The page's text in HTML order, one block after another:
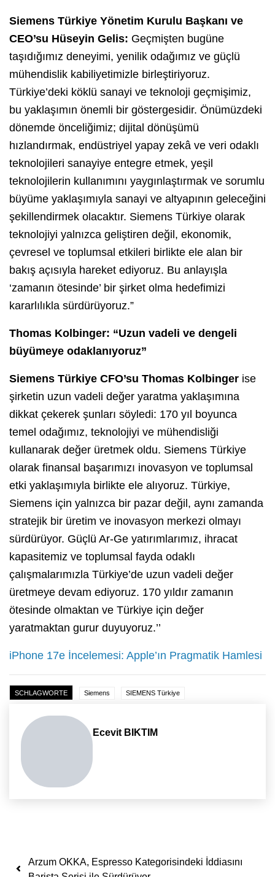
Siemens Türkiye Yönetim Kurulu Başkanı ve
CEO’su Hüseyin Gelis: Geçmişten bugüne
taşıdığımız deneyimi, yenilik odağımız ve güçlü
mühendislik kabiliyetimizle birleştiriyoruz.
Türkiye’deki köklü sanayi ve teknoloji geçmişimiz,
bu yaklaşımın önemli bir göstergesidir. Önümüzdeki
dönemde önceliğimiz; dijital dönüşümü
hızlandırmak, endüstriyel yapay zekâ ve veri odaklı
teknolojileri sanayiye entegre etmek, yeşil
teknolojilerin kullanımını yaygınlaştırmak ve sorumlu
büyüme yaklaşımıyla sanayi ve altyapının geleceğini
şekillendirmek olacaktır. Siemens Türkiye olarak
teknolojiyi yalnızca geliştiren değil, ekonomik,
çevresel ve toplumsal etkileri birlikte ele alan bir
bakış açısıyla hareket ediyoruz. Bu anlayışla
‘zamanın ötesinde’ bir şirket olma hedefimizi
kararlılıkla sürdürüyoruz.”
Thomas Kolbinger: “Uzun vadeli ve dengeli
büyümeye odaklanıyoruz”
Siemens Türkiye CFO’su Thomas Kolbinger ise
şirketin uzun vadeli değer yaratma yaklaşımına
dikkat çekerek şunları söyledi: 170 yıl boyunca
temel odağımız, teknolojiyi ve mühendisliği
kullanarak değer üretmek oldu. Siemens Türkiye
olarak finansal başarımızı inovasyon ve toplumsal
etki yaklaşımıyla birlikte ele alıyoruz. Türkiye,
Siemens için yalnızca bir pazar değil, aynı zamanda
stratejik bir üretim ve inovasyon merkezi olmayı
sürdürüyor. Güçlü Ar-Ge yatırımlarımız, ihracat
kapasitemiz ve toplumsal fayda odaklı
çalışmalarımızla Türkiye’de uzun vadeli değer
üretmeye devam ediyoruz. 170 yıldır zamanın
ötesinde olmaktan ve Türkiye için değer
yaratmaktan gurur duyuyoruz.’’
iPhone 17e İncelemesi: Apple’ın Pragmatik Hamlesi
SCHLAGWORTE Siemens SIEMENS Türkiye
Ecevit BIKTIM
Yazı dolaşımı
Arzum OKKA, Espresso Kategorisindeki İddiasını